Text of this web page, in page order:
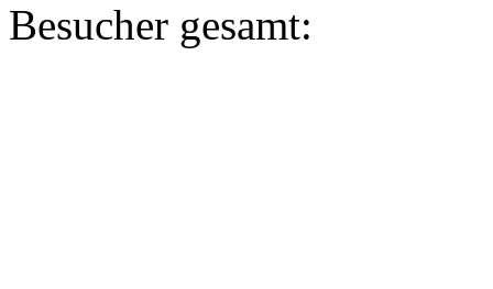
Besucher gesamt: